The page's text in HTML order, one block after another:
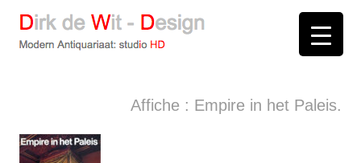
Dirk de Wit - Design
Modern Antiquariaat: studio HD
Affiche : Empire in het Paleis.